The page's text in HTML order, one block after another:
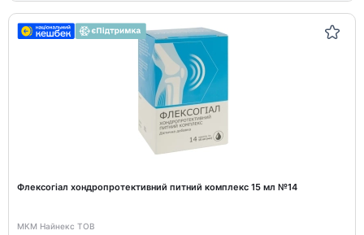
Флексогіал хондропротективний питний комплекс 15 мл №14
МКМ Найнекс ТОВ